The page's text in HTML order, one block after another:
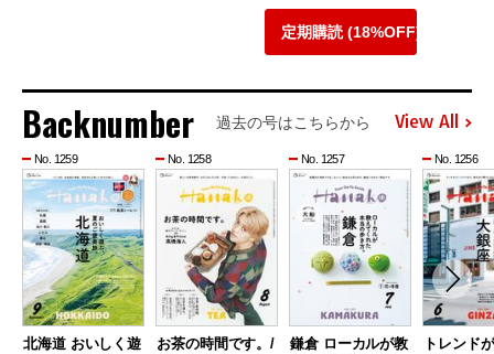
定期購読 (18%OFF)
Backnumber 過去の号はこちらから View All
No. 1259
北海道 おいしく遊
No. 1258
お茶の時間です。/
No. 1257
鎌倉 ローカルが教
No. 1256
トレンド